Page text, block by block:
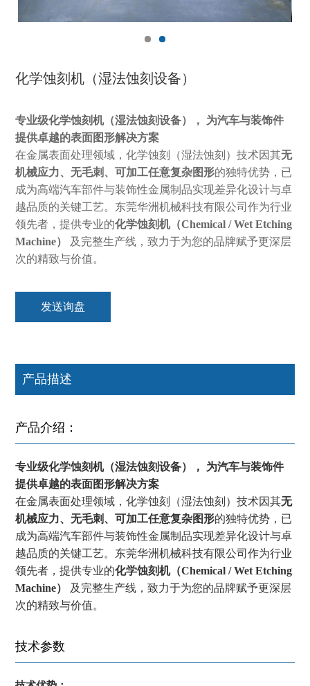
化学蚀刻机（湿法蚀刻设备）
专业级化学蚀刻机（湿法蚀刻设备） ，
为汽车与装饰件
提供卓越的表面图形解决方案
在金属表面处理领域，化学蚀刻（湿法蚀刻）技术因其无
机械应力、无毛刺、可加工任意复杂图形的独特优势，已
成为高端汽车部件与装饰性金属制品实现差异化设计与卓
越品质的关键工艺。东莞华洲机械科技有限公司作为行业
领先者，提供专业的化学蚀刻机（Chemical / Wet Etching
Machine）
及完整生产线，致力于为您的品牌赋予更深层
次的精致与价值。
发送询盘
产品描述
产品介绍：
专业级化学蚀刻机（湿法蚀刻设备） ，
为汽车与装饰件
提供卓越的表面图形解决方案
在金属表面处理领域，化学蚀刻（湿法蚀刻）技术因其无
机械应力、无毛刺、可加工任意复杂图形的独特优势，已
成为高端汽车部件与装饰性金属制品实现差异化设计与卓
越品质的关键工艺。东莞华洲机械科技有限公司作为行业
领先者，提供专业的化学蚀刻机（Chemical / Wet Etching
Machine）
及完整生产线，致力于为您的品牌赋予更深层
次的精致与价值。
技术参数